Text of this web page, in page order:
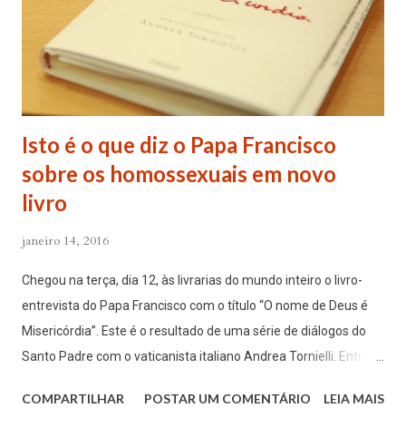
modo automático. Tolerar é aceitar conviver, ouvir, aprender
com meu irmão, pois independente dos seus erros reconheço
nele a mesma filiação de Deus que eu tenho e também vejo
nele seus ...
Isto é o que diz o Papa Francisco
sobre os homossexuais em novo
livro
janeiro 14, 2016
Chegou na terça, dia 12, às livrarias do mundo inteiro o livro-
entrevista do Papa Francisco com o título “O nome de Deus é
Misericórdia”. Este é o resultado de uma série de diálogos do
Santo Padre com o vaticanista italiano Andrea Tornielli. Entre
ressalta a importância do Ano Santo da Misericórdia, iniciado
COMPARTILHAR POSTAR UM COMENTÁRIO LEIA MAIS